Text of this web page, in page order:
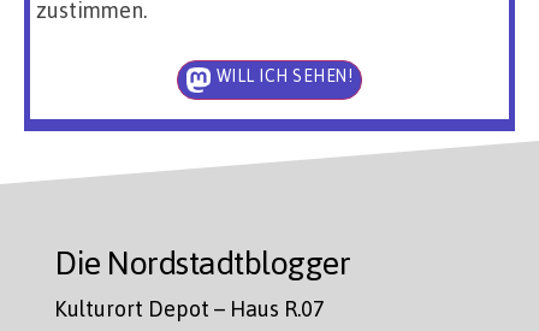
zustimmen.
WILL ICH SEHEN!
Die Nordstadtblogger
Kulturort Depot – Haus R.07